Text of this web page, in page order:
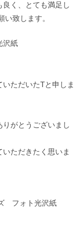
く、とても満足し
致します。
沢紙
ただいたTと申しま
がとうございまし
ただきたく思いま
フォト光沢紙